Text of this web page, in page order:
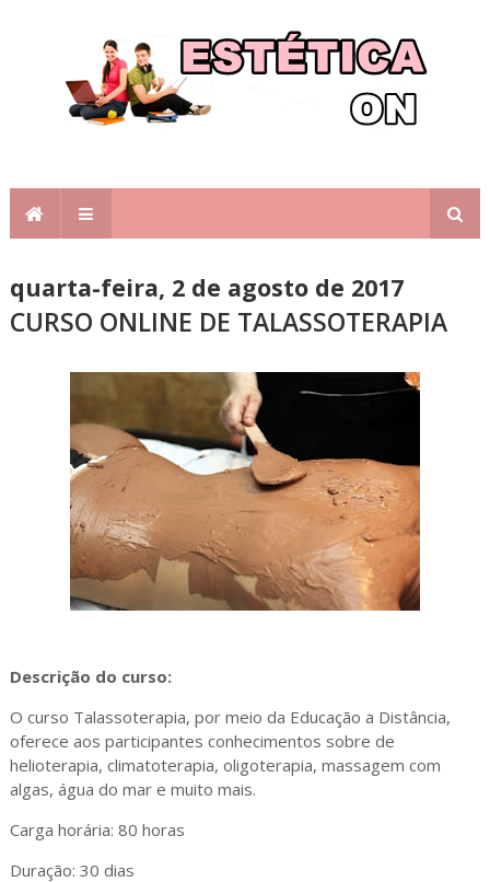
quarta-feira, 2 de agosto de 2017
CURSO ONLINE DE TALASSOTERAPIA
Descrição do curso:
O curso Talassoterapia, por meio da Educação a Distância,
oferece aos participantes conhecimentos sobre de
helioterapia, climatoterapia, oligoterapia, massagem com
algas, água do mar e muito mais.
Carga horária: 80 horas
Duração: 30 dias